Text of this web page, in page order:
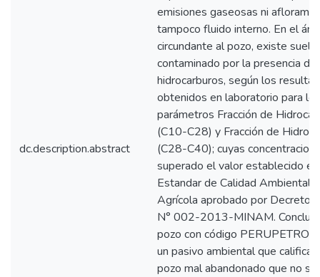
dc.description.abstract
emisiones gaseosas ni
tampoco fluido interno. En el
circundante al pozo, existe suelo
contaminado por la presencia de
hidrocarburos, según los
obtenidos en laboratorio para los
parámetros Fracción de
(C10-C28) y Fracción de
(C28-C40); cuyas
superado el valor establecido
Estandar de Calidad Ambiental
Agrícola aprobado por Decreto
N° 002-2013-MINAM.
pozo con código PERUPETRO
un pasivo ambiental que califica
pozo mal abandonado que no